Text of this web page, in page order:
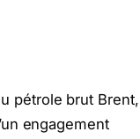
pétrole brut Brent,
engagement